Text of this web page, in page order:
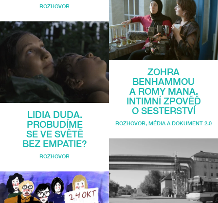
ROZHOVOR
LIDIA DUDA.
PROBUDÍME
SE VE SVĚTĚ
BEZ EMPATIE?
ROZHOVOR
ZOHRA
BENHAMMOU
A ROMY MANA.
INTIMNÍ ZPOVĚĎ
O SESTERSTVÍ
ROZHOVOR, MÉDIA A DOKUMENT 2.0